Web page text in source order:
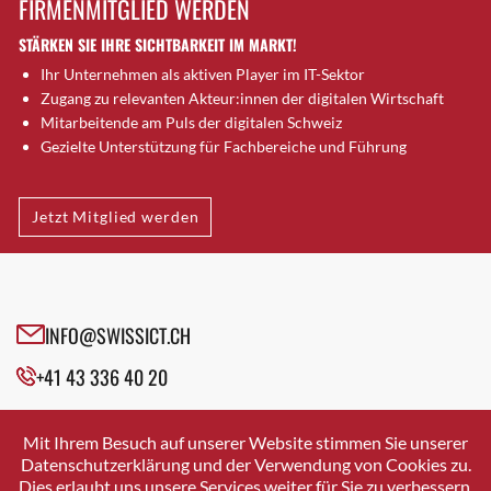
Brütten
Bubendorf
Bubikon
Buchs (SG)
Burgdorf
Bülach
Cazis
Cham
Davos Platz
Davos Platz 1
Dietikon
Dietlikon
FIRMENMITGLIED WERDEN
STÄRKEN SIE IHRE SICHTBARKEIT IM MARKT!
Ihr Unternehmen als aktiven Player im IT-Sektor
Zugang zu relevanten Akteur:innen der digitalen Wirtschaft
Mitarbeitende am Puls der digitalen Schweiz
Gezielte Unterstützung für Fachbereiche und Führung
Jetzt Mitglied werden
INFO@SWISSICT.CH
+41 43 336 40 20
SWISSICT
VULKANSTRASSE 120
8048 ZURICH
Mit Ihrem Besuch auf unserer Website stimmen Sie unserer
Datenschutzerklärung und der Verwendung von Cookies zu.
Dies erlaubt uns unsere Services weiter für Sie zu verbessern.